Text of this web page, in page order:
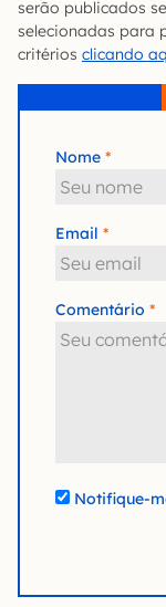
serão publicados
selecionadas para
critérios clicando
Nome
Email
Comentário
Notifique-